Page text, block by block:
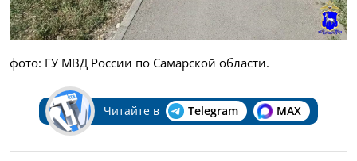
фото: ГУ МВД России по Самарской области.
Читайте в Telegram MAX